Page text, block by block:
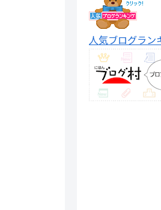
人気ブログラン